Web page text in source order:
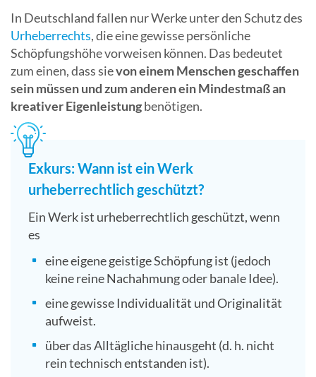
In Deutschland fallen nur Werke unter den Schutz des
Urheberrechts, die eine gewisse persönliche
Schöpfungshöhe vorweisen können. Das bedeutet
zum einen, dass sievon einem Menschen geschaffen
sein müssen und zum anderen ein Mindestmaß an
kreativer Eigenleistungbenötigen.
Exkurs: Wann ist ein Werk
urheberrechtlich geschützt?
Ein Werk ist urheberrechtlich geschützt, wenn
es
eine eigene geistige Schöpfung ist (jedoch
keine reine Nachahmung oder banale Idee).
eine gewisse Individualität und Originalität
aufweist.
über das Alltägliche hinausgeht (d. h. nicht
rein technisch entstanden ist).